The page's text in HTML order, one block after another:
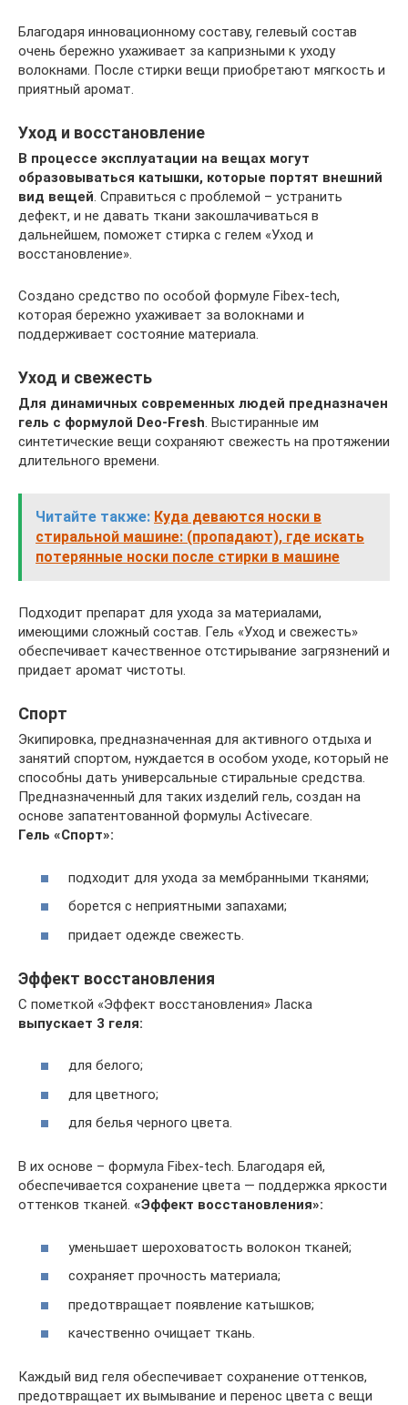
Благодаря инновационному составу, гелевый состав
очень бережно ухаживает за капризными к уходу
волокнами. После стирки вещи приобретают мягкость и
приятный аромат.
Уход и восстановление
В процессе эксплуатации на вещах могут
образовываться катышки, которые портят внешний
вид вещей. Справиться с проблемой – устранить
дефект, и не давать ткани закошлачиваться в
дальнейшем, поможет стирка с гелем «Уход и
восстановление».
Создано средство по особой формуле Fibex-tech,
которая бережно ухаживает за волокнами и
поддерживает состояние материала.
Уход и свежесть
Для динамичных современных людей предназначен
гель с формулой Deo-Fresh. Выстиранные им
синтетические вещи сохраняют свежесть на протяжении
длительного времени.
Читайте также: Куда деваются носки в
стиральной машине: (пропадают), где искать
потерянные носки после стирки в машине
Подходит препарат для ухода за материалами,
имеющими сложный состав. Гель «Уход и свежесть»
обеспечивает качественное отстирывание загрязнений и
придает аромат чистоты.
Спорт
Экипировка, предназначенная для активного отдыха и
занятий спортом, нуждается в особом уходе, который не
способны дать универсальные стиральные средства.
Предназначенный для таких изделий гель, создан на
основе запатентованной формулы Activecare.
Гель «Спорт»:
подходит для ухода за мембранными тканями;
борется с неприятными запахами;
придает одежде свежесть.
Эффект восстановления
С пометкой «Эффект восстановления» Ласка
выпускает 3 геля:
для белого;
для цветного;
для белья черного цвета.
В их основе – формула Fibex-tech. Благодаря ей,
обеспечивается сохранение цвета — поддержка яркости
оттенков тканей. «Эффект восстановления»:
уменьшает шероховатость волокон тканей;
сохраняет прочность материала;
предотвращает появление катышков;
качественно очищает ткань.
Каждый вид геля обеспечивает сохранение оттенков,
предотвращает их вымывание и перенос цвета с вещи